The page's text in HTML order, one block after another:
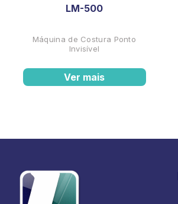
LM-500
Máquina de Costura Ponto
Invisível
Ver mais